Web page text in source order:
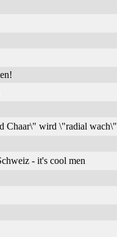
Chaar\" wird \"radial wach\"
- it's cool men